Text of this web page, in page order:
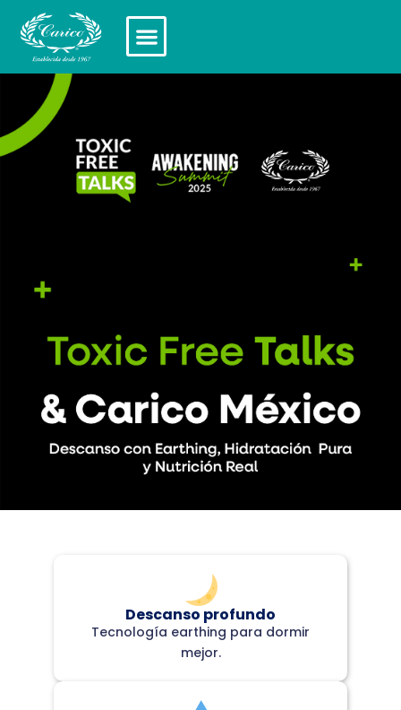
Descanso profundo
Tecnología earthing para dormir
mejor.